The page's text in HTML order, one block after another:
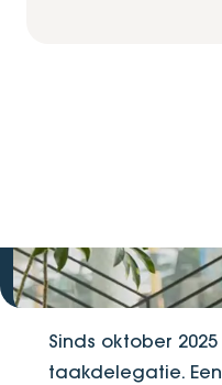
Sinds oktober
taakdelegatie.